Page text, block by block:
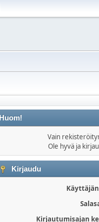
Huom!
Vain
Ole hyvä ja
Kirjaudu
Kirjautumisajan